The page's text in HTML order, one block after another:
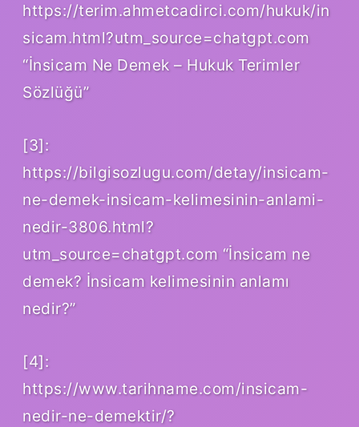
https://terim.ahmetcadirci.com/hukuk/in
sicam.html?utm_source=chatgpt.com
“İnsicam Ne Demek – Hukuk Terimler
Sözlüğü”
[3]:
https://bilgisozlugu.com/detay/insicam-
ne-demek-insicam-kelimesinin-anlami-
nedir-3806.html?
utm_source=chatgpt.com “İnsicam ne
demek? İnsicam kelimesinin anlamı
nedir?”
[4]:
https://www.tarihname.com/insicam-
nedir-ne-demektir/?